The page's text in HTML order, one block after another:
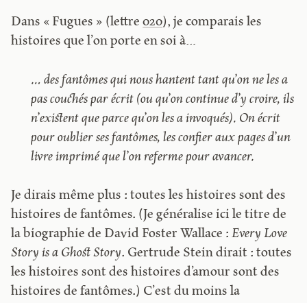
Dans « Fugues » (lettre020), je comparais les
histoires que l’on porte en soi à…
… des fantômes qui nous hantent tant qu’on ne les a
pas couchés par écrit (ou qu’on continue d’y croire, ils
n’existent que parce qu’on les a invoqués). On écrit
pour oublier ses fantômes, les confier aux pages d’un
livre imprimé que l’on referme pour avancer.
Je dirais même plus : toutes les histoires sont des
histoires de fantômes. (Je généralise ici le titre de
la biographie de David Foster Wallace :Every Love
Story is a Ghost Story. Gertrude Stein dirait : toutes
les histoires sont des histoires d’amour sont des
histoires de fantômes.) C’est du moins la